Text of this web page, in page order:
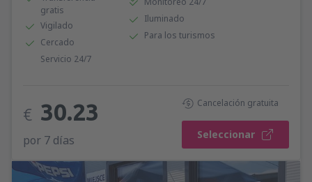
gratis
Vigilado
Cercado
Servicio 24/7
Iluminado
Para los turismos
€ 30.23
por 7 días Seleccionar
Cancelación gratuita